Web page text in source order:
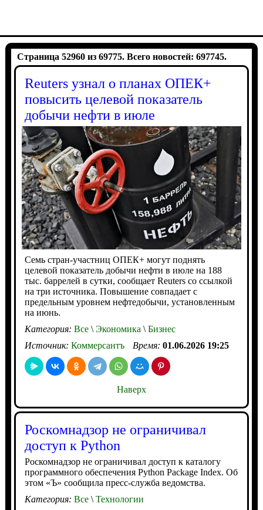
Страница 52960 из 69775. Всего новостей: 697745.
Reuters узнал о планах ОПЕК+
повысить целевой показатель
добычи нефти в июле
Семь стран-участниц ОПЕК+ могут поднять
целевой показатель добычи нефти в июле на 188
тыс. баррелей в сутки, сообщает Reuters со ссылкой
на три источника. Повышение совпадает с
предельным уровнем нефтедобычи, установленным
на июнь.
Категория: Все\Экономика \Бизнес
Источник: Коммерсантъ Время: 01.06.2026 19:25
Наверх
Роскомнадзор не ограничивал
доступ к Python
Роскомнадзор не ограничивал доступ к каталогу
программного обеспечения Python Package Index. Об
этом «Ъ» сообщила пресс-служба ведомства.
Категория: Все\Технологии